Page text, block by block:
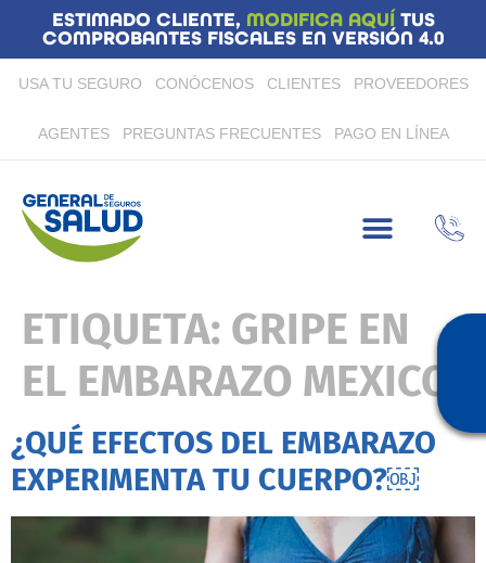
ESTIMADO CLIENTE, MODIFICA AQUÍ TUS
COMPROBANTES FISCALES EN VERSIÓN 4.0
USA TU SEGURO CONÓCENOS CLIENTES PROVEEDORES
AGENTES PREGUNTAS FRECUENTES PAGO EN LÍNEA
ETIQUETA: GRIPE EN
EL EMBARAZO MEXICO
¿QUÉ EFECTOS DEL EMBARAZO
EXPERIMENTA TU CUERPO?￼